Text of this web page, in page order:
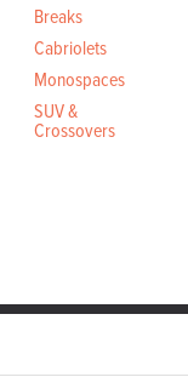
Breaks
Cabriolets
Monospaces
SUV &
Crossovers